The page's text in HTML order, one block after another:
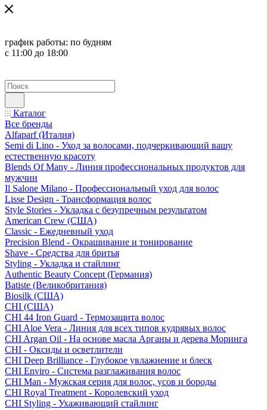
график работы: по будням
с 11:00 до 18:00
Каталог
Все бренды
Alfaparf (Италия)
Semi di Lino - Уход за волосами, подчеркивающий вашу
естественную красоту
Blends Of Many - Линия профессиональных продуктов для
мужчин
Il Salone Milano - Профессиональный уход для волос
Lisse Design - Трансформация волос
Style Stories - Укладка с безупречным результатом
American Crew (США)
Classic - Ежедневный уход
Precision Blend - Окрашивание и тонирование
Shave - Средства для бритья
Styling - Укладка и стайлинг
Authentic Beauty Concept (Германия)
Batiste (Великобритания)
Biosilk (США)
CHI (США)
CHI 44 Iron Guard - Термозащита волос
CHI Aloe Vera - Линия для всех типов кудрявых волос
CHI Argan Oil - На основе масла Арганы и дерева Моринга
CHI - Оксиды и осветлители
CHI Deep Brilliance - Глубокое увлажнение и блеск
CHI Enviro - Система разглаживания волос
CHI Man - Мужская серия для волос, усов и бороды
CHI Royal Treatment - Королевский уход
CHI Styling - Ухаживающий стайлинг